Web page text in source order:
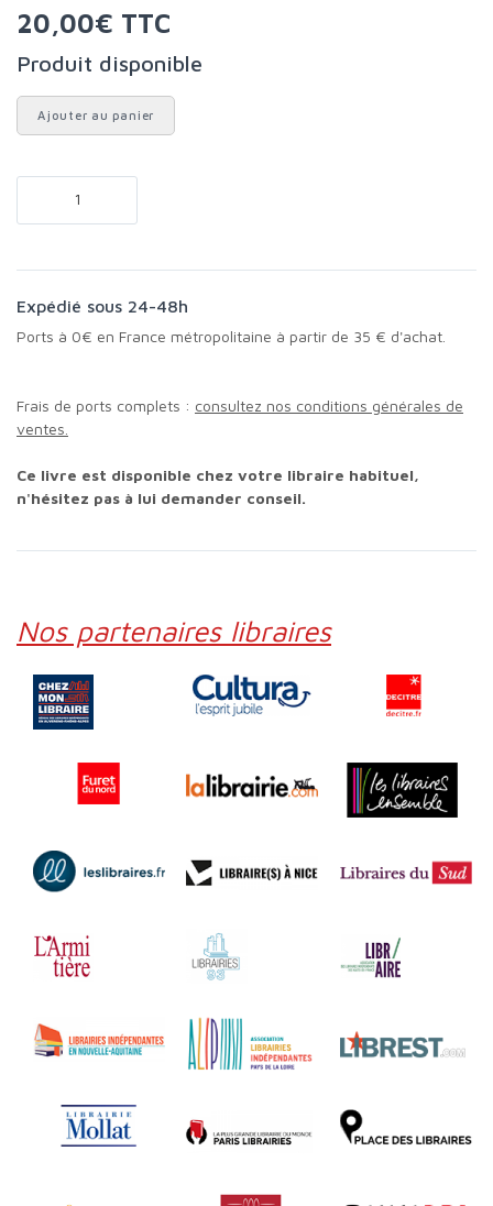
20,00€ TTC
Produit disponible
Ajouter au panier
Expédié sous 24-48h
Ports à 0€ en France métropolitaine à partir de 35 € d'achat.
Frais de ports complets : consultez nos conditions générales de
ventes.
Ce livre est disponible chez votre libraire habituel,
n'hésitez pas à lui demander conseil.
Nos partenaires libraires